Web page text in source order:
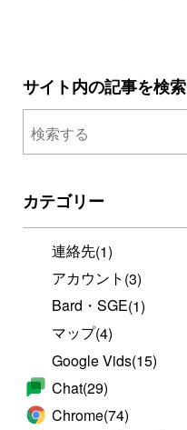
サイト内の記事を検索
カテゴリー
連絡先(1)
アカウント (3)
Bard・SGE(1)
マップ(4)
Google Vids(15)
Chat(29)
Chrome(74)